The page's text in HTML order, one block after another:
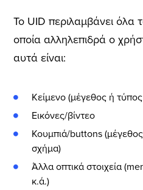
Το UID περιλαμβάνει όλα
οποία αλληλεπιδρά ο
αυτά είναι:
Κείμενο (μέγεθος ή
Εικόνες/βίντεο
Κουμπιά/buttons
σχήμα)
Άλλα οπτικά στοιχεία
κ.ά.)